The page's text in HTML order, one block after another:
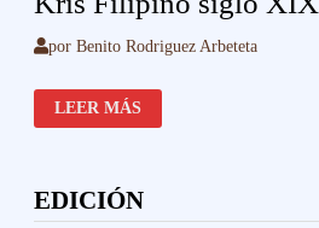
porBenito Rodriguez Arbeteta
KRIS
FILIPINO
SIGLO
LEER MÁS
EDICIÓN